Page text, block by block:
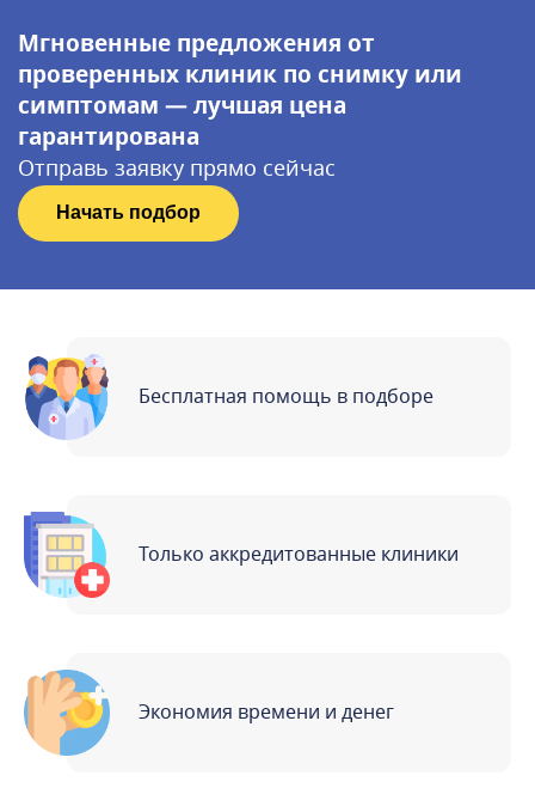
Мгновенные предложения от
проверенных клиник по снимку или
симптомам — лучшая цена
гарантирована
Отправь заявку прямо сейчас
Начать подбор
Бесплатная помощь в подборе
Только аккредитованные клиники
Экономия времени и денег